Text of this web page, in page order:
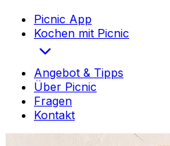
Picnic App
Kochen mit Picnic
Angebot & Tipps
Über Picnic
Fragen
Kontakt